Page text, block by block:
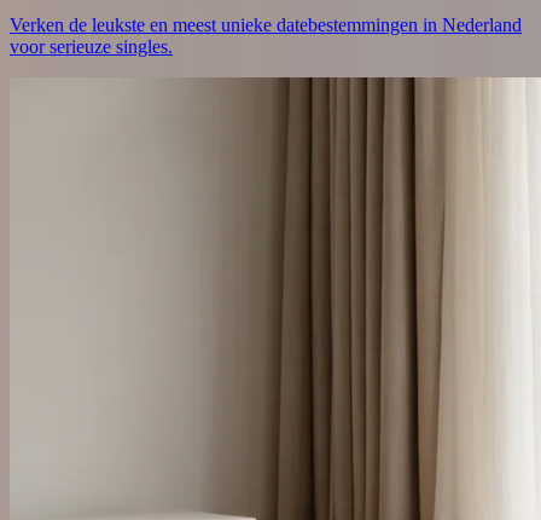
Verken de leukste en meest unieke datebestemmingen in Nederland
voor serieuze singles.